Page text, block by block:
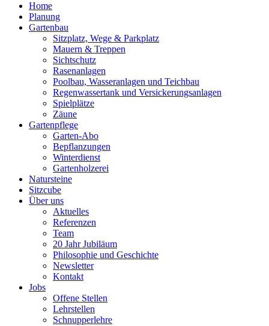
Home
Planung
Gartenbau
Sitzplatz, Wege & Parkplatz
Mauern & Treppen
Sichtschutz
Rasenanlagen
Poolbau, Wasseranlagen und Teichbau
Regenwassertank und Versickerungsanlagen
Spielplätze
Zäune
Gartenpflege
Garten-Abo
Bepflanzungen
Winterdienst
Gartenholzerei
Natursteine
Sitzcube
Über uns
Aktuelles
Referenzen
Team
20 Jahr Jubiläum
Philosophie und Geschichte
Newsletter
Kontakt
Jobs
Offene Stellen
Lehrstellen
Schnupperlehre